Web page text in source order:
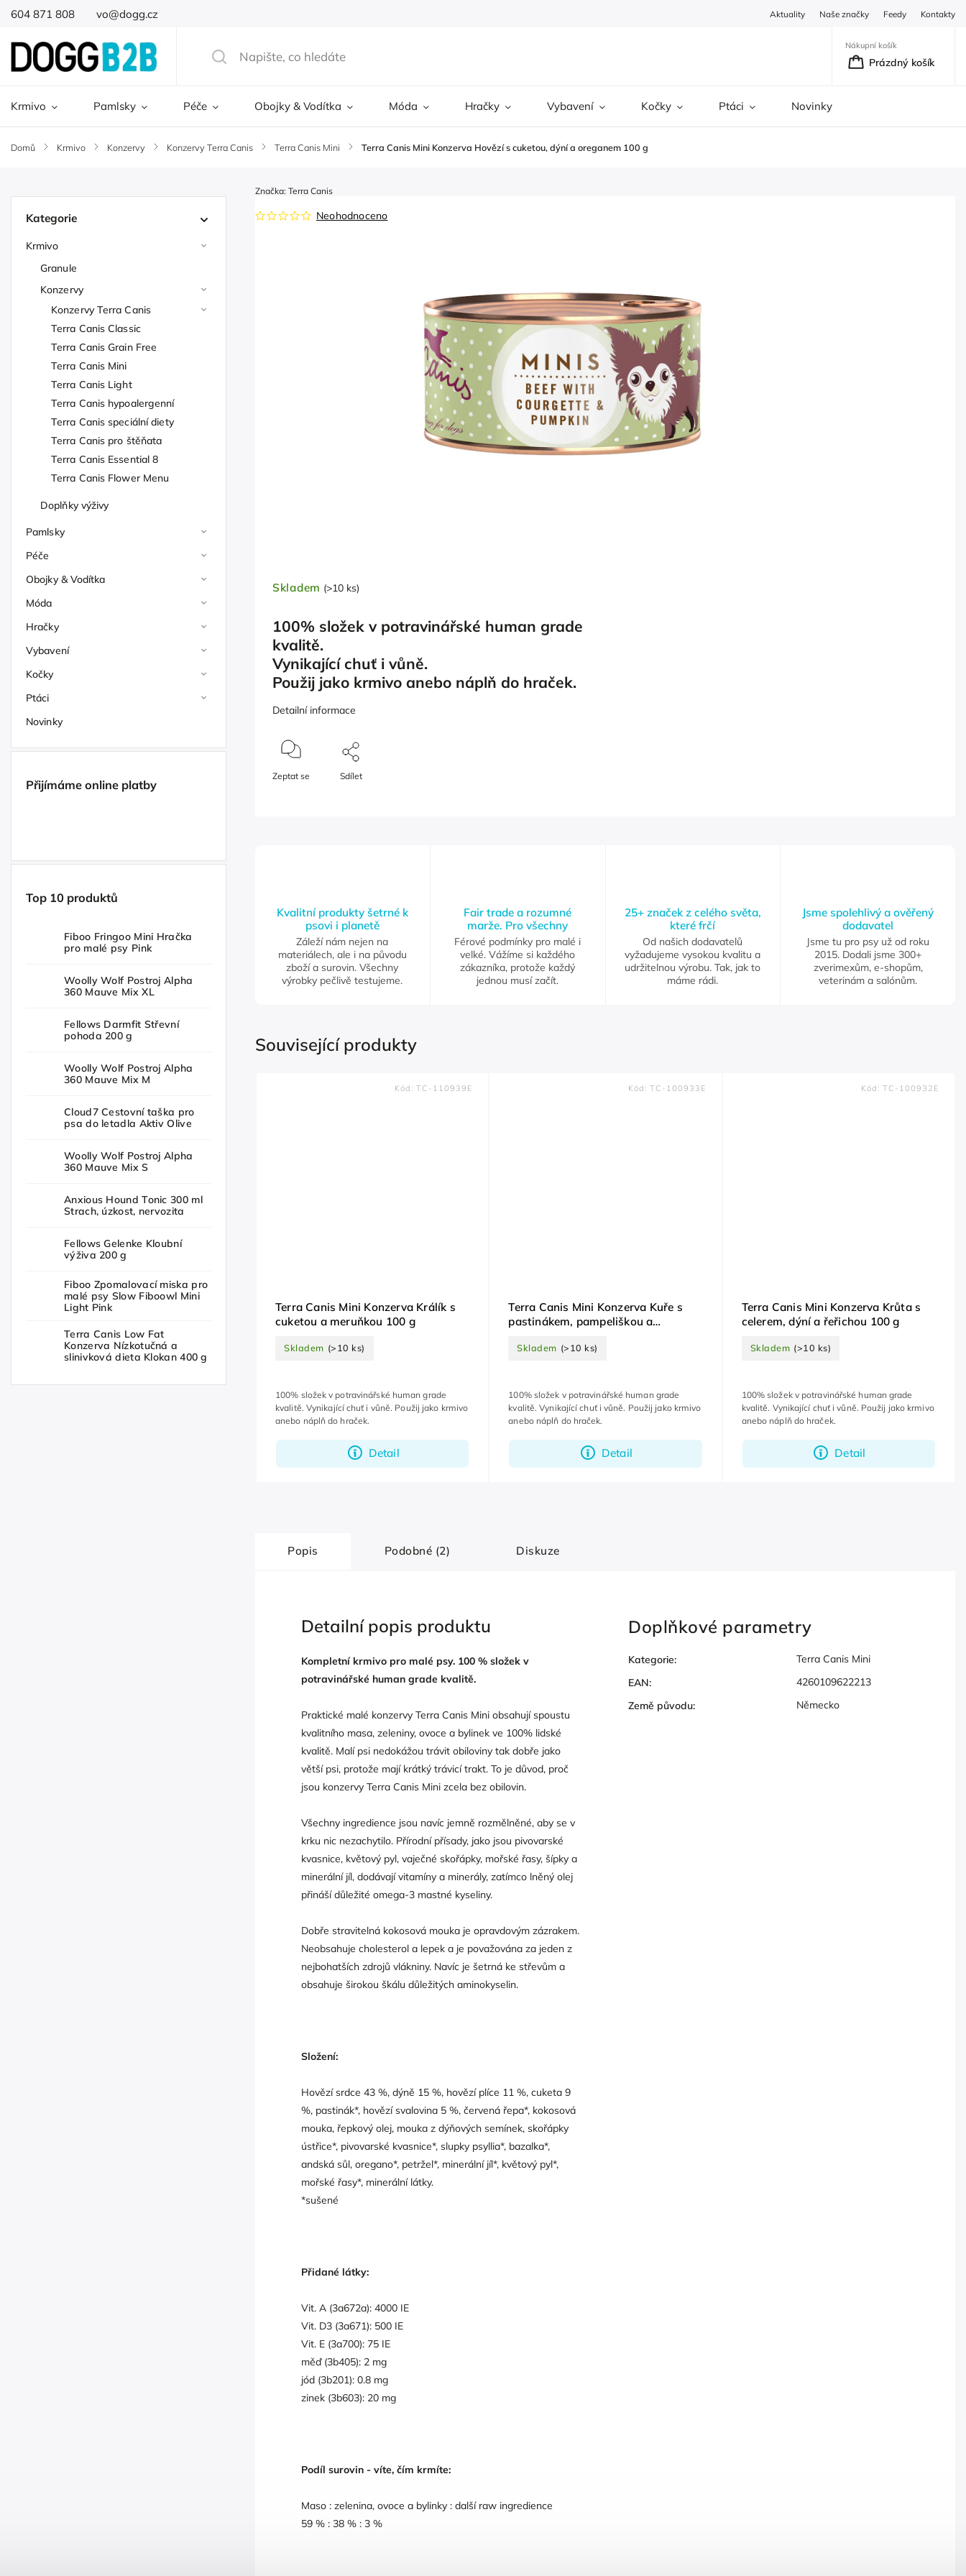
604 871 808 vo@dogg.cz Aktuality Naše značky Feedy Kontakty
Nákupní košík
Prázdný košík
Krmivo Pamlsky Péče Obojky & Vodítka Móda Hračky Vybavení Kočky Ptáci Novinky
Domů / Krmivo / Konzervy / Konzervy Terra Canis / Terra Canis Mini / Terra Canis Mini Konzerva Hovězí s cuketou, dýní a oreganem 100 g
Kategorie
Krmivo
Granule
Konzervy
Konzervy Terra Canis
Terra Canis Classic
Terra Canis Grain Free
Terra Canis Mini
Terra Canis Light
Terra Canis hypoalergenní
Terra Canis speciální diety
Terra Canis pro štěňata
Terra Canis Essential 8
Terra Canis Flower Menu
Doplňky výživy
Pamlsky
Péče
Obojky & Vodítka
Móda
Hračky
Vybavení
Kočky
Ptáci
Novinky
Přijímáme online platby
Top 10 produktů
Fiboo Fringoo Mini Hračka
pro malé psy Pink
Woolly Wolf Postroj Alpha
360 Mauve Mix XL
Fellows Darmfit Střevní
pohoda 200 g
Woolly Wolf Postroj Alpha
360 Mauve Mix M
Cloud7 Cestovní taška pro
psa do letadla Aktiv Olive
Woolly Wolf Postroj Alpha
360 Mauve Mix S
Anxious Hound Tonic 300 ml
Strach, úzkost, nervozita
Fellows Gelenke Kloubní
výživa 200 g
Fiboo Zpomalovací miska pro
malé psy Slow Fiboowl Mini
Light Pink
Terra Canis Low Fat
Konzerva Nízkotučná a
slinivková dieta Klokan 400 g
Neohodnoceno
Značka: Terra Canis
Skladem (>10 ks)
100% složek v potravinářské human grade
kvalitě.
Vynikající chuť i vůně.
Použij jako krmivo anebo náplň do hraček.
Detailní informace
Zeptat se Sdílet
Kvalitní produkty šetrné k
psovi i planetě
Záleží nám nejen na
materiálech, ale i na původu
zboží a surovin. Všechny
výrobky pečlivě testujeme.
Fair trade a rozumné
marže. Pro všechny
Férové podmínky pro malé i
velké. Vážíme si každého
zákazníka, protože každý
jednou musí začít.
25+ značek z celého světa,
které frčí
Od našich dodavatelů
vyžadujeme vysokou kvalitu a
udržitelnou výrobu. Tak, jak to
máme rádi.
Jsme spolehlivý a ověřený
dodavatel
Jsme tu pro psy už od roku
2015. Dodali jsme 300+
zverimexům, e-shopům,
veterinám a salónům.
Související produkty
Terra Canis Mini Konzerva Králík s
cuketou a meruňkou 100 g
Skladem (>10 ks)
Detail
100% složek v potravinářské human grade
kvalitě. Vynikající chuť i vůně. Použij jako krmivo
anebo náplň do hraček.
Kód:TC-110939E
Terra Canis Mini Konzerva Kuře s
pastinákem, pampeliškou a
Skladem (>10 ks)
Detail
100% složek v potravinářské human grade
kvalitě. Vynikající chuť i vůně. Použij jako krmivo
anebo náplň do hraček.
Kód: TC-100933E
Terra Canis Mini Konzerva Krůta s
celerem, dýní a řeřichou 100 g
Skladem (>10 ks)
Detail
100% složek v potravinářské human grade
kvalitě. Vynikající chuť i vůně. Použij jako krmivo
anebo náplň do hraček.
Kód: TC-100932E
Popis Podobné (2) Diskuze
Detailní popis produktu
Kompletní krmivo pro malé psy. 100 % složek v
potravinářské human grade kvalitě.
Praktické malé konzervy Terra Canis Mini obsahují spoustu
kvalitního masa, zeleniny, ovoce a bylinek ve 100% lidské
kvalitě. Malí psi nedokážou trávit obiloviny tak dobře jako
větší psi, protože mají krátký trávicí trakt. To je důvod, proč
jsou konzervy Terra Canis Mini zcela bez obilovin.
Všechny ingredience jsou navíc jemně rozmělněné, aby se v
krku nic nezachytilo. Přírodní přísady, jako jsou pivovarské
kvasnice, květový pyl, vaječné skořápky, mořské řasy, šípky a
minerální jíl, dodávají vitamíny a minerály, zatímco lněný olej
přináší důležité omega-3 mastné kyseliny.
Dobře stravitelná kokosová mouka je opravdovým zázrakem.
Neobsahuje cholesterol a lepek a je považována za jeden z
nejbohatších zdrojů vlákniny. Navíc je šetrná ke střevům a
obsahuje širokou škálu důležitých aminokyselin.
Složení:
Hovězí srdce 43 %, dýně 15 %, hovězí plíce 11 %, cuketa 9
%, pastinák*, hovězí svalovina 5 %, červená řepa*, kokosová
mouka, řepkový olej, mouka z dýňových semínek, skořápky
ústřice*, pivovarské kvasnice*, slupky psyllia*, bazalka*,
andská sůl, oregano*, petržel*, minerální jíl*, květový pyl*,
mořské řasy*, minerální látky.
*sušené
Přidané látky:
Vit. A (3a672a): 4000 IE
Vit. D3 (3a671): 500 IE
Vit. E (3a700): 75 IE
měď (3b405): 2 mg
jód (3b201): 0.8 mg
zinek (3b603): 20 mg
Podíl surovin - víte, čím krmíte:
Maso : zelenina, ovoce a bylinky : další raw ingredience
59 % : 38 % : 3 %
Doplňkové parametry
Kategorie:
Terra Canis Mini
EAN:
4260109622213
Země původu: Německo